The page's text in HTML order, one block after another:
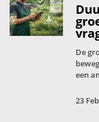
De
een
23